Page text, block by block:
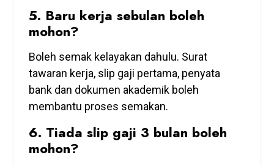
5. Baru kerja sebulan boleh
mohon?
Boleh semak kelayakan dahulu. Surat
tawaran kerja, slip gaji pertama, penyata
bank dan dokumen akademik boleh
membantu proses semakan.
6. Tiada slip gaji 3 bulan boleh
mohon?